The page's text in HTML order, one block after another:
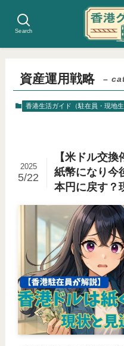
Search
資産運用戦略 –
香港生活ガイド（駐在員・現地生
【米ドル交
紙幣になり今
本円に戻す？
2025
5/22